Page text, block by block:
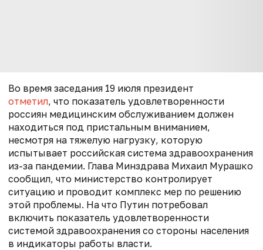
Во время заседания 19 июля президент
отметил, что показатель удовлетворенности
россиян медицинским обслуживанием должен
находиться под пристальным вниманием,
несмотря на тяжелую нагрузку, которую
испытывает российская система здравоохранения
из-за пандемии. Глава Минздрава Михаил Мурашко
сообщил, что министерство контролирует
ситуацию и проводит комплекс мер по решению
этой проблемы. На что Путин потребовал
включить показатель удовлетворенности
системой здравоохранения со стороны населения
в индикаторы работы власти.